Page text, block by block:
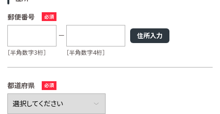
郵便番号
［半角数字3桁］ ［半角数字4桁］
住所入力
都道府県